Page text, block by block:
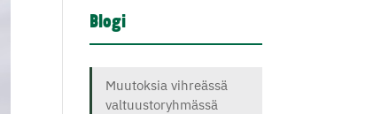
Blogi
Muutoksia vihreässä
valtuustoryhmässä